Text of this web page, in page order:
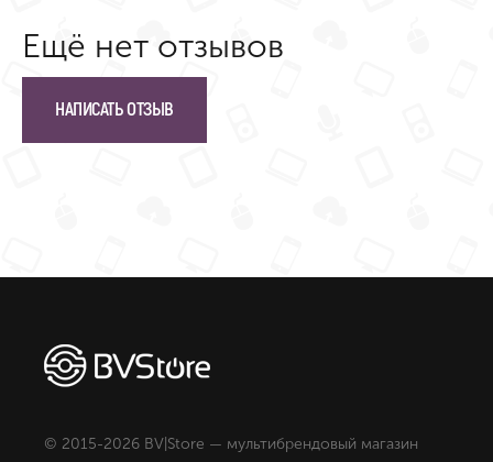
Ещё нет отзывов
НАПИСАТЬ ОТЗЫВ
© 2015-2026 BV|Store — мультибрендовый магазин